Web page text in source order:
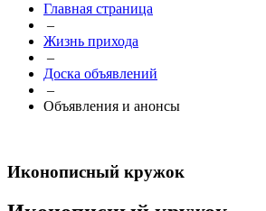
Главная страница
–
Жизнь прихода
–
Доска объявлений
–
Объявления и анонсы
Иконописный кружок